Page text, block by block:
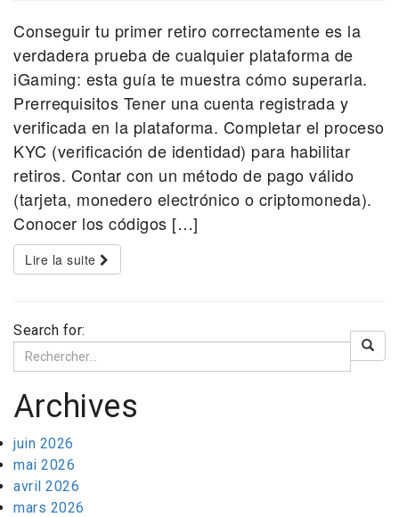
Conseguir tu primer retiro correctamente es la
verdadera prueba de cualquier plataforma de
iGaming: esta guía te muestra cómo superarla.
Prerrequisitos Tener una cuenta registrada y
verificada en la plataforma. Completar el proceso
KYC (verificación de identidad) para habilitar
retiros. Contar con un método de pago válido
(tarjeta, monedero electrónico o criptomoneda).
Conocer los códigos […]
Lire la suite
Search for:
Archives
juin 2026
mai 2026
avril 2026
mars 2026